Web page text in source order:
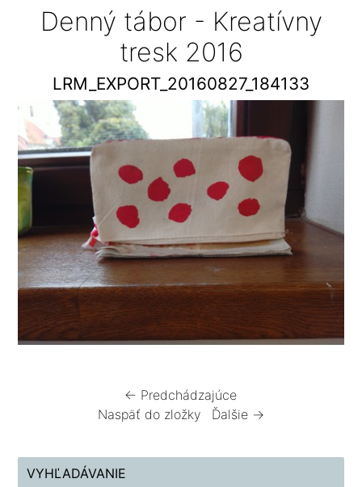
Denný tábor - Kreatívny
tresk 2016
LRM_EXPORT_20160827_184133
← Predchádzajúce
Naspäť do zložky
Ďalšie →
VYHĽADÁVANIE